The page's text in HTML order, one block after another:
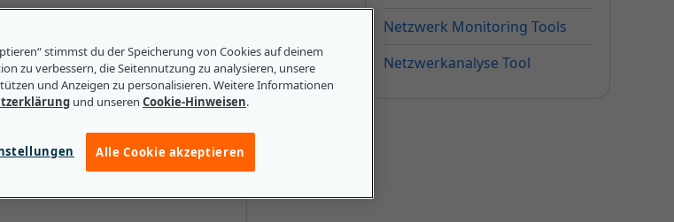
Area Network) zu prüfen. Dabei
zuvor zu verarbeiten. Mit einer
Software ohne ein physisches
sind.
über Loopback
Netzwerk Monitoring Tools
Netzwerkanalyse Tool
stimmst du der Speicherung von Cookies auf deinem
zu verbessern, die Seitennutzung zu analysieren, unsere
und Anzeigen zu personalisieren. Weitere Informationen
und unseren Cookie-Hinweisen.
Alle Cookie akzeptieren